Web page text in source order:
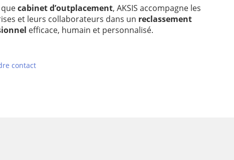
quecabinet d’outplacement, AKSIS accompagne les
et leurs collaborateurs dans un reclassement
efficace, humain et personnalisé.
contact